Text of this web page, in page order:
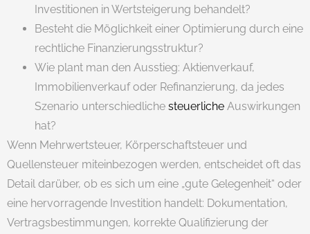
Investitionen in Wertsteigerung behandelt?
Besteht die Möglichkeit einer Optimierung durch eine
rechtliche Finanzierungsstruktur?
Wie plant man den Ausstieg: Aktienverkauf,
Immobilienverkauf oder Refinanzierung, da jedes
Szenario unterschiedliche steuerliche Auswirkungen
hat?
Wenn Mehrwertsteuer, Körperschaftsteuer und
Quellensteuer miteinbezogen werden, entscheidet oft das
Detail darüber, ob es sich um eine „gute Gelegenheit“ oder
eine hervorragende Investition handelt: Dokumentation,
Vertragsbestimmungen, korrekte Qualifizierung der